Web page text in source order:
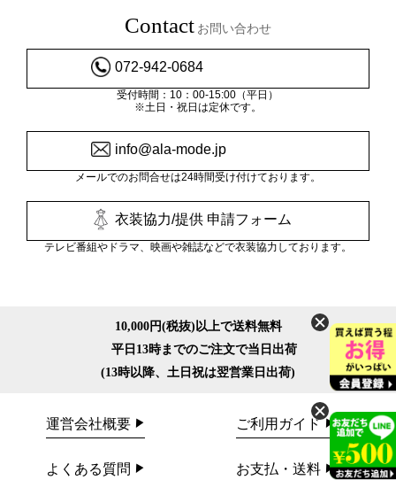
Contact お問い合わせ
072-942-0684
受付時間：10：00-15:00（平日）
※土日・祝日は定休です。
info@ala-mode.jp
メールでのお問合せは24時間受け付けております。
衣装協力/提供 申請フォーム
テレビ番組やドラマ、映画や雑誌などで衣装協力しております。
10,000円(税抜)以上で送料無料
平日13時までのご注文で当日出荷
(13時以降、土日祝は翌営業日出荷)
運営会社概要 ご利用ガイド
よくある質問 お支払・送料